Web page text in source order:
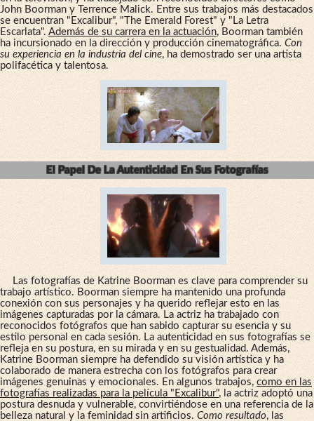
John Boorman y Terrence Malick. Entre sus trabajos más destacados
se encuentran "Excalibur", "The Emerald Forest" y "La Letra
Escarlata". Además de su carrera en la actuación, Boorman también
ha incursionado en la dirección y producción cinematográfica. Con
su experiencia en la industria del cine, ha demostrado ser una artista
polifacética y talentosa.
El Papel De La Autenticidad En Sus Fotografías
Las fotografías de Katrine Boorman es clave para comprender su
trabajo artístico. Boorman siempre ha mantenido una profunda
conexión con sus personajes y ha querido reflejar esto en las
imágenes capturadas por la cámara. La actriz ha trabajado con
reconocidos fotógrafos que han sabido capturar su esencia y su
estilo personal en cada sesión. La autenticidad en sus fotografías se
refleja en su postura, en su mirada y en su gestualidad. Además,
Katrine Boorman siempre ha defendido su visión artística y ha
colaborado de manera estrecha con los fotógrafos para crear
imágenes genuinas y emocionales. En algunos trabajos, como en las
fotografías realizadas para la película "Excalibur", la actriz adoptó una
postura desnuda y vulnerable, convirtiéndose en una referencia de la
belleza natural y la feminidad sin artificios. Como resultado, las